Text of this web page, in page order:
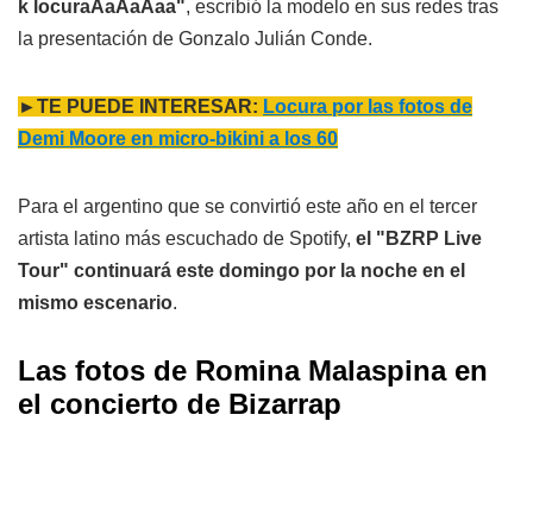
k locuraAaAaAaa", escribió la modelo en sus redes tras
la presentación de Gonzalo Julián Conde.
►TE PUEDE INTERESAR: Locura por las fotos de
Demi Moore en micro-bikini a los 60
Para el argentino que se convirtió este año en el tercer
artista latino más escuchado de Spotify, el "BZRP Live
Tour" continuará este domingo por la noche en el
mismo escenario.
Las fotos de Romina Malaspina en
el concierto de Bizarrap